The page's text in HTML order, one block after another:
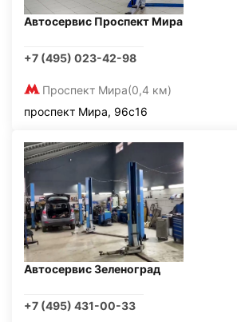
Автосервис Проспект Мира
+7 (495) 023-42-98
Проспект Мира(0,4 км)
проспект Мира, 96с16
Автосервис Зеленоград
+7 (495) 431-00-33